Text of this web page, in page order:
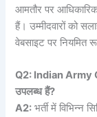
आमतौर पर
हैं। उम्मीदवारों को
वेबसाइट पर
Q2: Indian
उपलब्ध हैं?
A2: भर्ती में विभिन्न